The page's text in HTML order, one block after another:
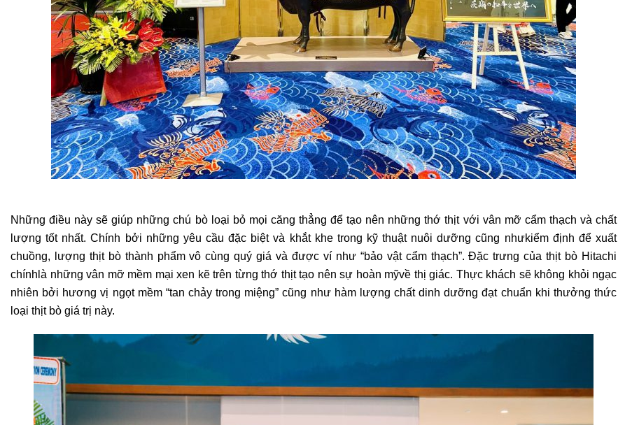
Những điều này sẽ giúp những chú bò loại bỏ mọi căng thẳng để tạo nên những thớ thịt với vân mỡ cẩm thạch và chất
lượng tốt nhất. Chính bởi những yêu cầu đặc biệt và khắt khe trong kỹ thuật nuôi dưỡng cũng nhưkiểm định để xuất
chuồng, lượng thịt bò thành phẩm vô cùng quý giá vàđược ví như “bảo vật cẩm thạch”. Đặc trưng của thịt bò Hitachi
chính là những vân mỡ mềm mại xen kẽ trên từng thớ thịt tạo nên sự hoàn mỹvề thị giác. Thực khách sẽ không khỏi ngạc
nhiên bởi hương vị ngọt mềm “tan chảy trong miệng” cũng như hàm lượng chất dinh dưỡng đạt chuẩn khi thưởng thức
loại thịt bò giá trị này.